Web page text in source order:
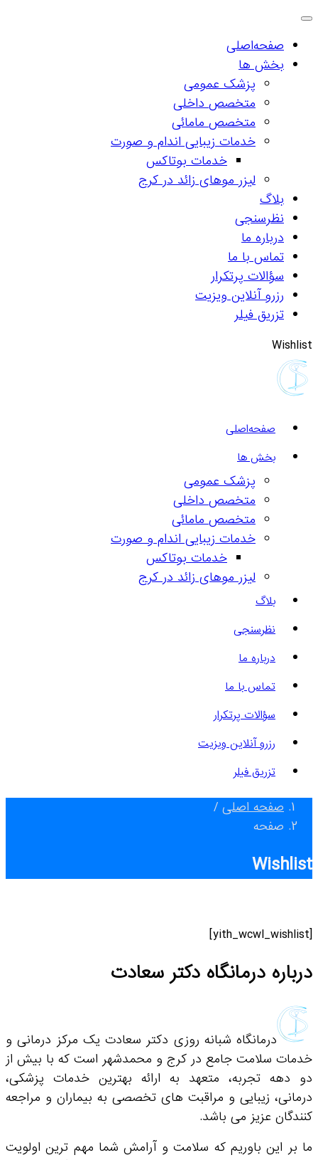
صفحه‌اصلی
بخش ها
پزشک عمومی
متخصص داخلی
متخصص مامائی
خدمات زیبایی اندام و صورت
خدمات بوتاکس
لیزر موهای زائد در کرج
بلاگ
نظرسنجی
درباره ما
تماس با ما
سؤالات پرتکرار
رزرو آنلاین ویزیت
تزریق فیلر
Wishlist
صفحه‌اصلی
بخش ها
پزشک عمومی
متخصص داخلی
متخصص مامائی
خدمات زیبایی اندام و صورت
خدمات بوتاکس
لیزر موهای زائد در کرج
بلاگ
نظرسنجی
درباره ما
تماس با ما
سؤالات پرتکرار
رزرو آنلاین ویزیت
تزریق فیلر
صفحه اصلی /
صفحه
Wishlist
[yith_wcwl_wishlist]
درباره درمانگاه دکتر سعادت
درمانگاه شبانه روزی دکتر سعادت یک مرکز درمانی و
خدمات سلامت جامع در کرج و محمدشهر است که با بیش از
دو دهه تجربه، متعهد به ارائه بهترین خدمات پزشکی،
درمانی، زیبایی و مراقبت های تخصصی به بیماران و مراجعه
کنندگان عزیز می باشد.
ما بر این باوریم که سلامت و آرامش شما مهم ترین اولویت